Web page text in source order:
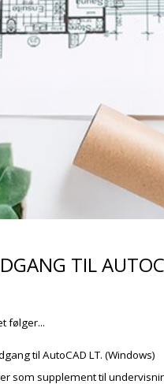
TIL
følger...
til AutoCAD LT. (Windows)
som supplement til